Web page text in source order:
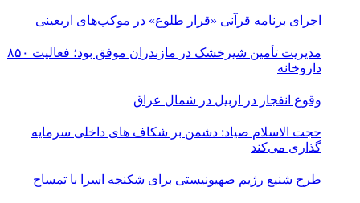
اجرای برنامه قرآنی «قرار طلوع» در موکب‌های اربعینی
مدیریت تأمین شیرخشک در مازندران موفق بود؛ فعالیت ۸۵۰
داروخانه
وقوع انفجار در اربیل در شمال عراق
حجت الاسلام صیاد: دشمن بر شکاف‌ های داخلی سرمایه‌
گذاری می‌کند
طرح شنیع رژیم صهیونیستی برای شکنجه اسرا با تمساح